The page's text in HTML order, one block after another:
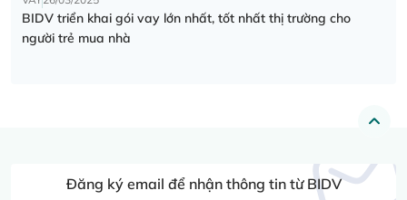
BIDV triển khai gói vay lớn nhất, tốt nhất thị trường cho
người trẻ mua nhà
Đăng ký email để nhận thông tin từ BIDV